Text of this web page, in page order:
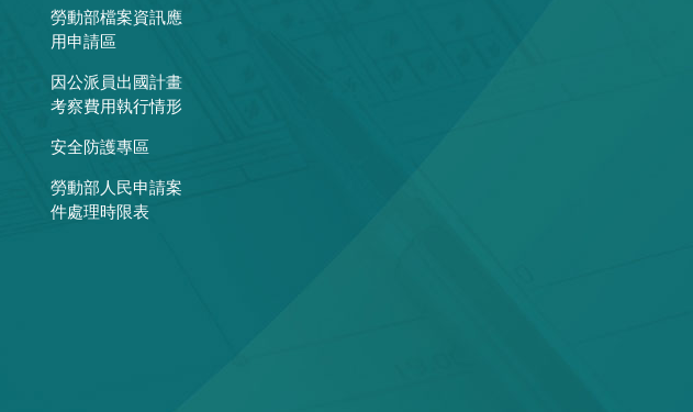
勞動部檔案資訊應
用申請區
因公派員出國計畫
考察費用執行情形
安全防護專區
勞動部人民申請案
件處理時限表